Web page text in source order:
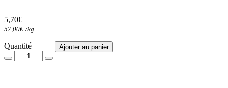
5,70€
57,00€ /kg
QuantitéQuantité Ajouter au panier